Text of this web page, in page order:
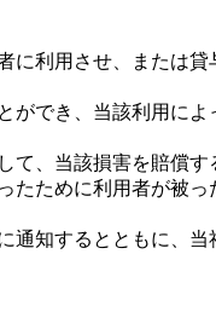
利用させ、または
でき、当該利用に
、当該損害を賠償す
ために利用者が被
知するとともに、当